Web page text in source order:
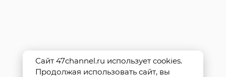
Сайт 47channel.ru использует cookies.
Продолжая использовать сайт, вы